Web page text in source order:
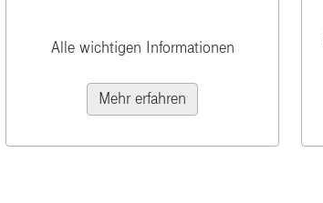
Alle wichtigen Informationen
Mehr erfahren